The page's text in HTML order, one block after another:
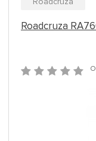
Roadcruza